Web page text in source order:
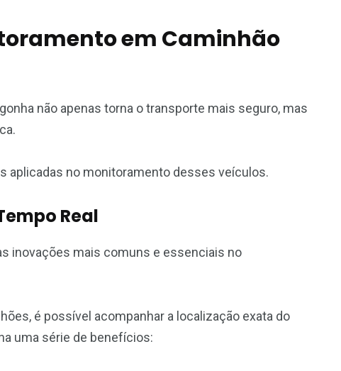
em Caminhão
não apenas torna o transporte mais seguro, mas
aplicadas no monitoramento desses veículos.
Real
inovações mais comuns e essenciais no
é possível acompanhar a localização exata do
uma série de benefícios: